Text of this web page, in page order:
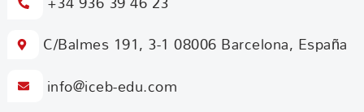
C/Balmes 191, 3-1 08006 Barcelona, España
info@iceb-edu.com